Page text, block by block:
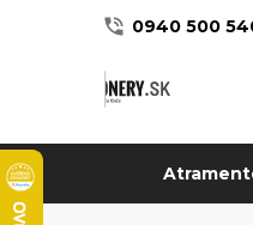
0940 500